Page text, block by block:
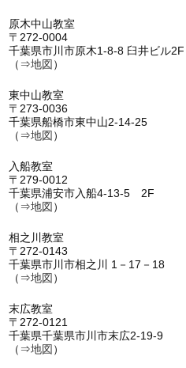
原木中山教室
〒272-0004
千葉県市川市原木1-8-8 臼井ビル2F
（⇒地図 ）
東中山教室
〒273-0036
千葉県船橋市東中山2-14-25
（⇒地図 ）
入船教室
〒279-0012
千葉県浦安市入船4-13-5 2F
（⇒地図 ）
相之川教室
〒272-0143
千葉県市川市相之川 1－17－18
（⇒地図 ）
末広教室
〒272-0121
千葉県千葉県市川市末広2-19-9
（⇒地図 ）